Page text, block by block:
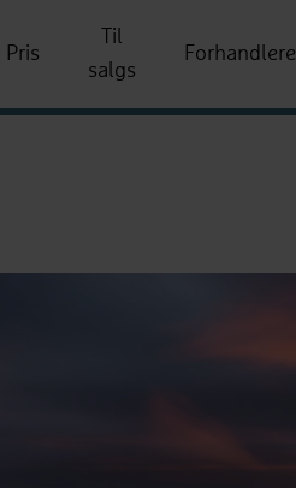
Pris
Til
salgs
Forhandlere